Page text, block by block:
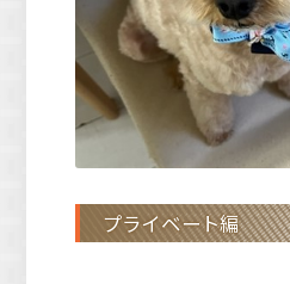
プライベート編